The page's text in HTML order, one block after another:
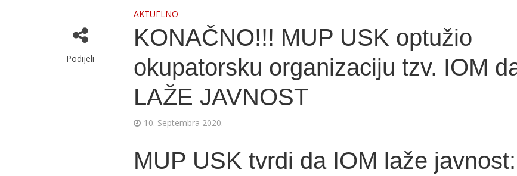
Podijeli
AKTUELNO
KONAČNO!!! MUP USK optužio
okupatorsku organizaciju tzv. IOM
LAŽE JAVNOST
10. Septembra 2020.
MUP USK tvrdi da IOM laže javnost: